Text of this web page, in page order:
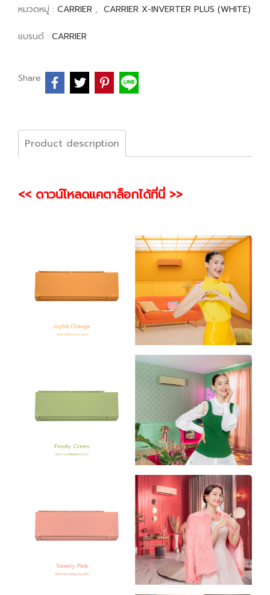
หมวดหมู่ : CARRIER , CARRIER X-INVERTER PLUS (WHITE)
แบรนด์ : CARRIER
Share
Product description
<< ดาวน์โหลดแคตาล็อกได้ที่นี่ >>